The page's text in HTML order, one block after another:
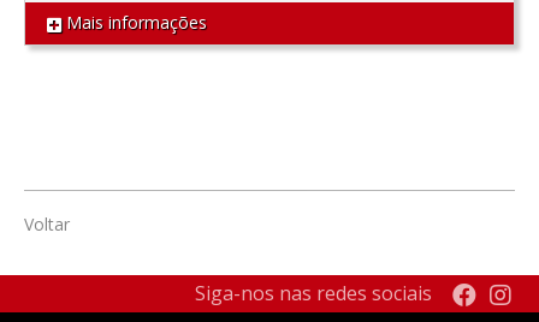
Mais informações
Voltar
Siga-nos nas redes sociais